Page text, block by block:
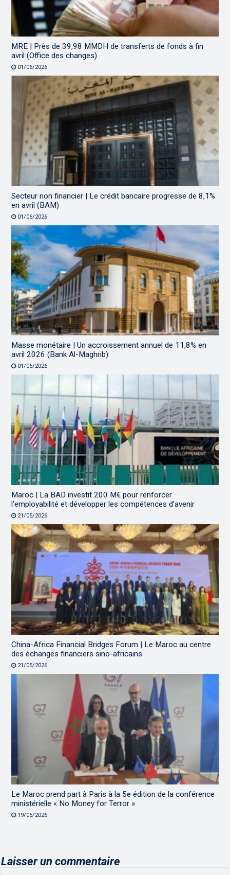
MRE | Près de 39,98 MMDH de transferts de fonds à fin
avril (Office des changes)
01/06/2026
Secteur non financier | Le crédit bancaire progresse de 8,1%
en avril (BAM)
01/06/2026
Masse monétaire | Un accroissement annuel de 11,8% en
avril 2026 (Bank Al-Maghrib)
01/06/2026
Maroc | La BAD investit 200 M€ pour renforcer
l’employabilité et développer les compétences d’avenir
21/05/2026
China-Africa Financial Bridges Forum | Le Maroc au centre
des échanges financiers sino-africains
21/05/2026
Le Maroc prend part à Paris à la 5e édition de la conférence
ministérielle « No Money for Terror »
19/05/2026
Laisser un commentaire